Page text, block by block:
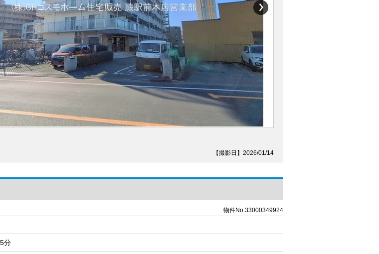
【撮影日】2026/01/14
物件No.33000349924
分